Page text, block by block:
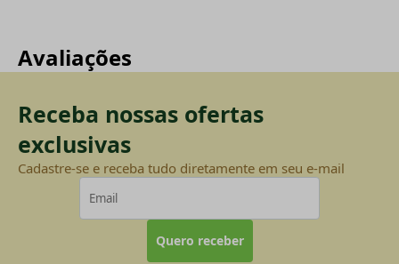
Avaliações
Receba nossas ofertas
exclusivas
Cadastre-se e receba tudo diretamente em seu e-mail
Quero receber